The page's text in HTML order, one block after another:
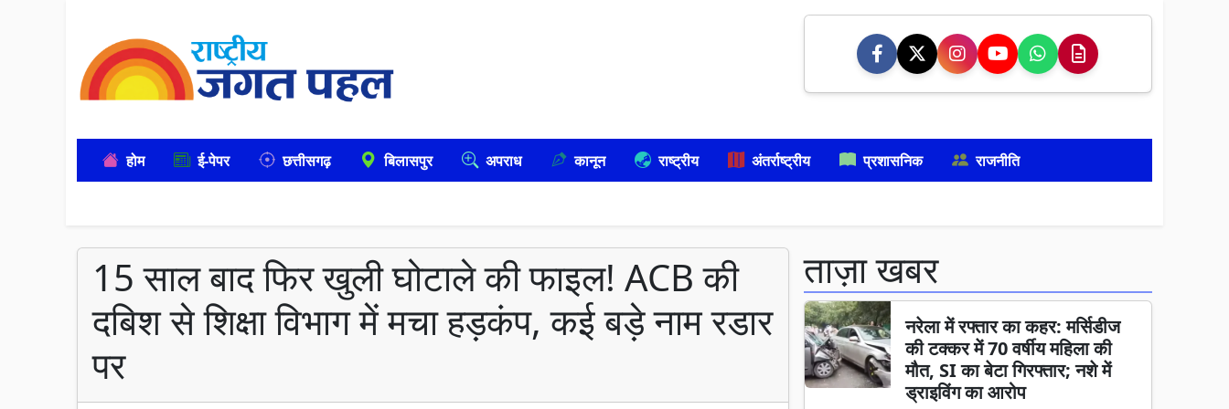
होम ई-पेपर छत्तीसगढ़ बिलासपुर अपराध कानून राष्ट्रीय अंतर्राष्ट्रीय प्रशासनिक राजनीति
15 साल बाद फिर खुली घोटाले की फाइल! ACB की
दबिश से शिक्षा विभाग में मचा हड़कंप, कई बड़े नाम रडार
पर
ताज़ा खबर
नरेला में रफ्तार का कहर: मर्सिडीज
की टक्कर में 70 वर्षीय महिला की
मौत, SI का बेटा गिरफ्तार; नशे में
ड्राइविंग का आरोप